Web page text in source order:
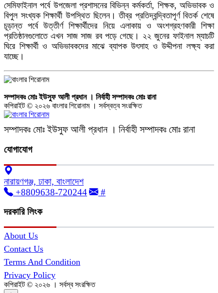
সেমিফাইনাল পর্বে উপজেলা প্রশাসনের বিভিন্ন কর্মকর্তা, শিক্ষক, অভিভাবক ও
বিপুল সংখ্যক শিক্ষার্থী উপস্থিত ছিলেন। তীব্র প্রতিদ্বন্দ্বিতাপূর্ণ বিতর্ক শেষে
চূড়ান্ত পর্বে উত্তীর্ণ শিক্ষার্থীদের নিয়ে এলাকায় ও অংশগ্রহণকারী শিক্ষা
প্রতিষ্ঠানগুলোতে এখন সাজ সাজ রব পড়ে গেছে। ২২ জুনের ফাইনাল ম্যাচটি
ঘিরে শিক্ষার্থী ও অভিভাবকদের মাঝে ব্যাপক উৎসাহ ও উদ্দীপনা লক্ষ্য করা
যাচ্ছে।
সম্পাদকঃ মোঃ ইউসুফ আলী প্রধান । নির্বাহী সম্পাদকঃ মোঃ রানা
কপিরাইট © ২০২৬ বাংলার শিরোনাম । সর্বস্বত্ব সংরক্ষিত
সম্পাদকঃ মোঃ ইউসুফ আলী প্রধান । নির্বাহী সম্পাদকঃ মোঃ রানা
যোগাযোগ
নারায়ণগঞ্জ, ঢাকা, বাংলাদেশ
+8809638-720244
#
দরকারি লিংক
About Us
Contact Us
Terms And Condition
Privacy Policy
কপিরাইট © ২০২৬ । সর্বস্ব সংরক্ষিত